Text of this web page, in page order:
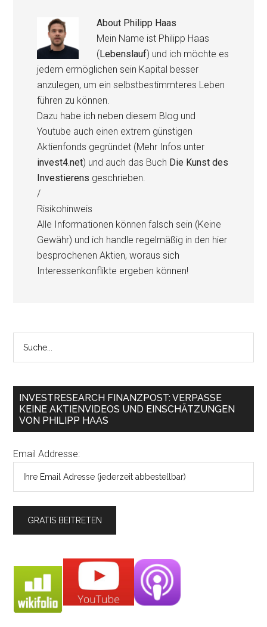
About Philipp Haas
Mein Name ist Philipp Haas
(Lebenslauf) und ich möchte es
jedem ermöglichen sein Kapital besser
anzulegen, um ein selbstbestimmteres Leben
führen zu können.
Dazu habe ich neben diesem Blog und
Youtube auch einen extrem günstigen
Aktienfonds gegründet (Mehr Infos unter
invest4.net) und auch das Buch Die Kunst des
Investierens geschrieben.
/
Risikohinweis
Alle Informationen können falsch sein (Keine
Gewähr) und ich handle regelmäßig in den hier
besprochenen Aktien, woraus sich
Interessenkonflikte ergeben können!
INVESTRESEARCH FINANZPOST: VERPASSE
KEINE AKTIENVIDEOS UND EINSCHÄTZUNGEN
VON PHILIPP HAAS
Email Addresse: